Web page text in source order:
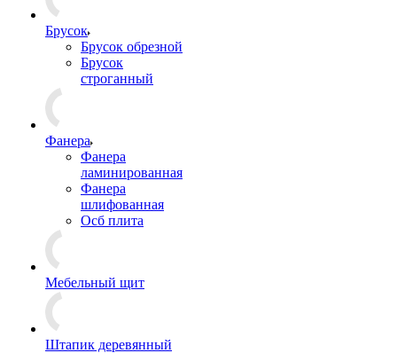
Брусок
Брусок обрезной
Брусок
строганный
Фанера
Фанера
ламинированная
Фанера
шлифованная
Осб плита
Мебельный щит
Штапик деревянный